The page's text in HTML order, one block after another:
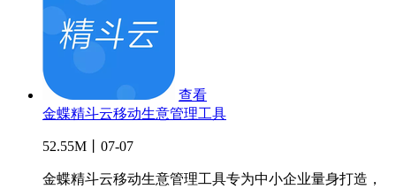
查看
金蝶精斗云移动生意管理工具
52.55M丨07-07
金蝶精斗云移动生意管理工具专为中小企业量身打造，